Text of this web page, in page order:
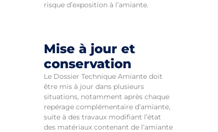
risque d’exposition à l’amiante.
Mise à jour et
conservation
Le Dossier Technique Amiante doit
être mis à jour dans plusieurs
situations, notamment après chaque
repérage complémentaire d’amiante,
suite à des travaux modifiant l’état
des matériaux contenant de l’amiante